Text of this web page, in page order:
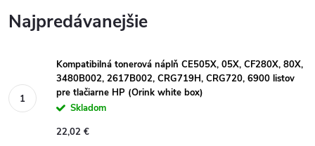
Najpredávanejšie
Kompatibilná tonerová náplň CE505X, 05X, CF280X, 80X,
3480B002, 2617B002, CRG719H, CRG720, 6900 listov
pre tlačiarne HP (Orink white box)
Skladom
22,02 €